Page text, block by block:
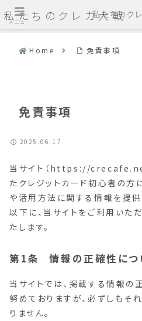
私たちのクレカ大戦
Home 免責事項
免責事項
2025.06.17
当サイト（https://
たクレジットカード初心者の方
や活用方法に関する情報を提供
以下に、当サイトをご利用いた
たします。
情報の正確性につ
当サイトでは、掲載する情報の
努めておりますが、必ずしもそ
りません。
メニュー
私たちのク